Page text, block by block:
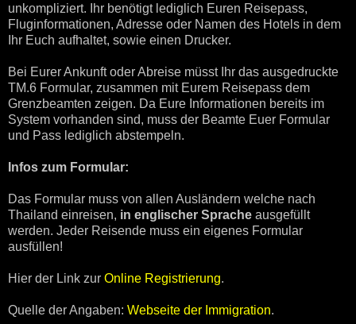
unkompliziert. Ihr benötigt lediglich Euren Reisepass,
Fluginformationen, Adresse oder Namen des Hotels in dem
Ihr Euch aufhaltet, sowie einen Drucker.
Bei Eurer Ankunft oder Abreise müsst Ihr das ausgedruckte
TM.6 Formular, zusammen mit Eurem Reisepass dem
Grenzbeamten zeigen. Da Eure Informationen bereits im
System vorhanden sind, muss der Beamte Euer Formular
und Pass lediglich abstempeln.
Infos zum Formular:
Das Formular muss von allen Ausländern welche nach
Thailand einreisen, in englischer Sprache ausgefüllt
werden. Jeder Reisende muss ein eigenes Formular
ausfüllen!
Hier der Link zur Online Registrierung.
Quelle der Angaben: Webseite der Immigration.